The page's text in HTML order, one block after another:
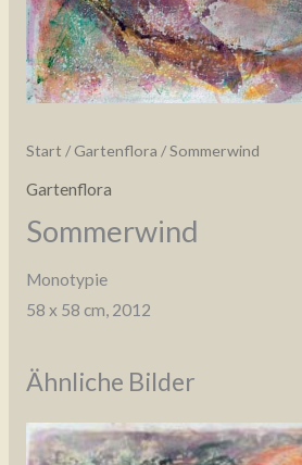
Start / Gartenflora / Sommerwind
Gartenflora
Sommerwind
Monotypie
58 x 58 cm, 2012
Ähnliche Bilder